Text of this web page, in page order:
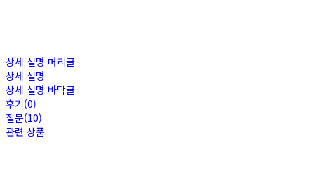
상세 설명 머리글
상세 설명
상세 설명 바닥글
후기(0)
질문(10)
관련 상품